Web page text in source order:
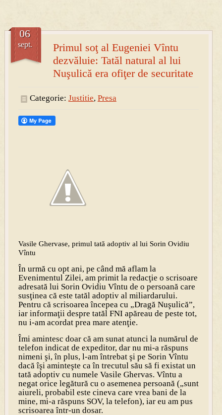
Primul soţ al Eugeniei Vîntu
dezvăluie: Tatăl natural al lui
Nuşulică era ofiţer de securitate
06
sept.
Categorie: Justitie, Presa
Vasile Ghervase, primul tată adoptiv al lui Sorin Ovidiu
Vîntu
În urmă cu opt ani, pe când mă aflam la
Evenimentul Zilei, am primit la redacţie o scrisoare
adresată lui Sorin Ovidiu Vîntu de o persoană care
susţinea că este tatăl adoptiv al miliardarului.
Pentru că scrisoarea începea cu „Dragă Nuşulică”,
iar informaţii despre tatăl FNI apăreau de peste tot,
nu i-am acordat prea mare atenţie.
Îmi amintesc doar că am sunat atunci la numărul de
telefon indicat de expeditor, dar nu mi-a răspuns
nimeni şi, în plus, l-am întrebat şi pe Sorin Vîntu
dacă îşi aminteşte ca în trecutul său să fi existat un
tată adoptiv cu numele Vasile Ghervas. Vîntu a
negat orice legătură cu o asemenea persoană („sunt
aiureli, probabil este cineva care vrea bani de la
mine, mi-a răspuns SOV, la telefon), iar eu am pus
scrisoarea într-un dosar.